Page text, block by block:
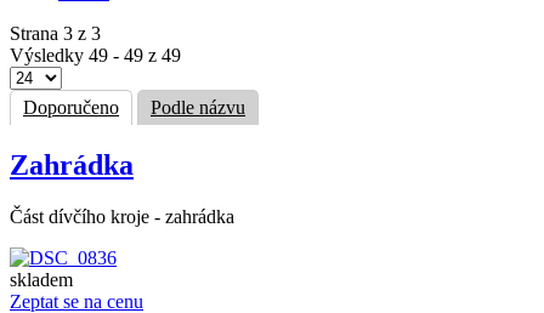
Strana 3 z 3
Výsledky 49 - 49 z 49
Doporučeno Podle názvu
Zahrádka
Část dívčího kroje - zahrádka
skladem
Zeptat se na cenu